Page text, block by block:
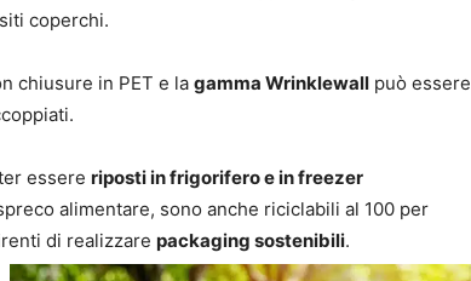
coperchi.
chiusure in PET e la gamma Wrinklewall può essere
essere riposti in frigorifero e in freezer
alimentare, sono anche riciclabili al 100 per
di realizzare packaging sostenibili.